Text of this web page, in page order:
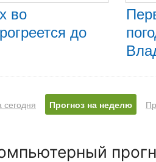
во
до
сегодня Прогноз на неделю